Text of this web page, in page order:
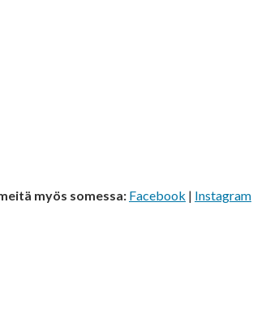
myös somessa: Facebook | Instagram